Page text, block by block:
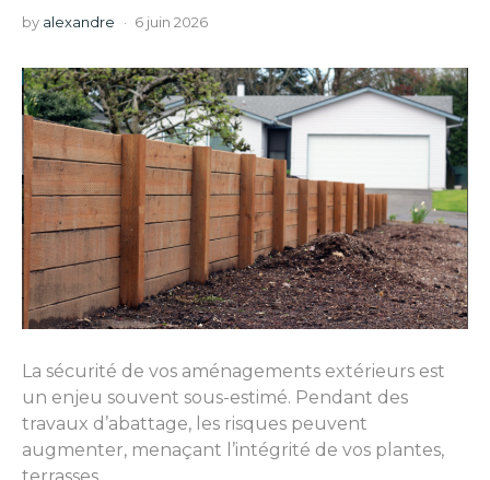
by alexandre 6 juin 2026
La sécurité de vos aménagements extérieurs est
un enjeu souvent sous-estimé. Pendant des
travaux d’abattage, les risques peuvent
augmenter, menaçant l’intégrité de vos plantes,
terrasses…